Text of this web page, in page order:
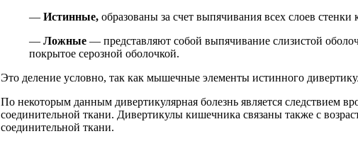
— Истинные, образованы за счет выпячивания всех слоев стенки
— Ложные — представляют собой выпячивание слизистой
покрытое серозной оболочкой.
Это деление условно, так как мышечные элементы истинного
По некоторым данным дивертикулярная болезнь является следствием
соединительной ткани. Дивертикулы кишечника связаны также с
соединительной ткани.